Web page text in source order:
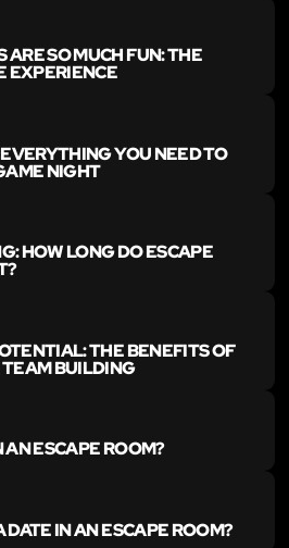
ARE SO MUCH FUN: THE
EXPERIENCE
YOU NEED TO
NIGHT
HOW LONG DO ESCAPE
THE BENEFITS OF
TEAM BUILDING
AN ESCAPE ROOM?
IN AN ESCAPE ROOM?